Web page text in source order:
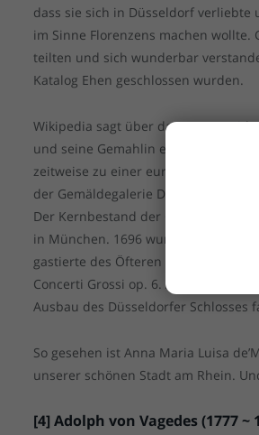
dass sie sich in Düsseldorf
im Sinne Florenzens machen
teilten und sich wunderbar
Katalog Ehen geschlossen wurden.
Wikipedia sagt über das Paar:
und seine Gemahlin entwickelten
zeitweise zu einer europäischen
der Gemäldegalerie Düsseldorf,
Der Kernbestand der
in München. 1696 wurde ein
gastierte des Öfteren am
Concerti Grossi op. 6. Auch der Bau
Ausbau des Düsseldorfer Schlosses
So gesehen ist Anna Maria Luisa
unserer schönen Stadt am Rhein.
[4] Adolph von Vagedes (1777 ~